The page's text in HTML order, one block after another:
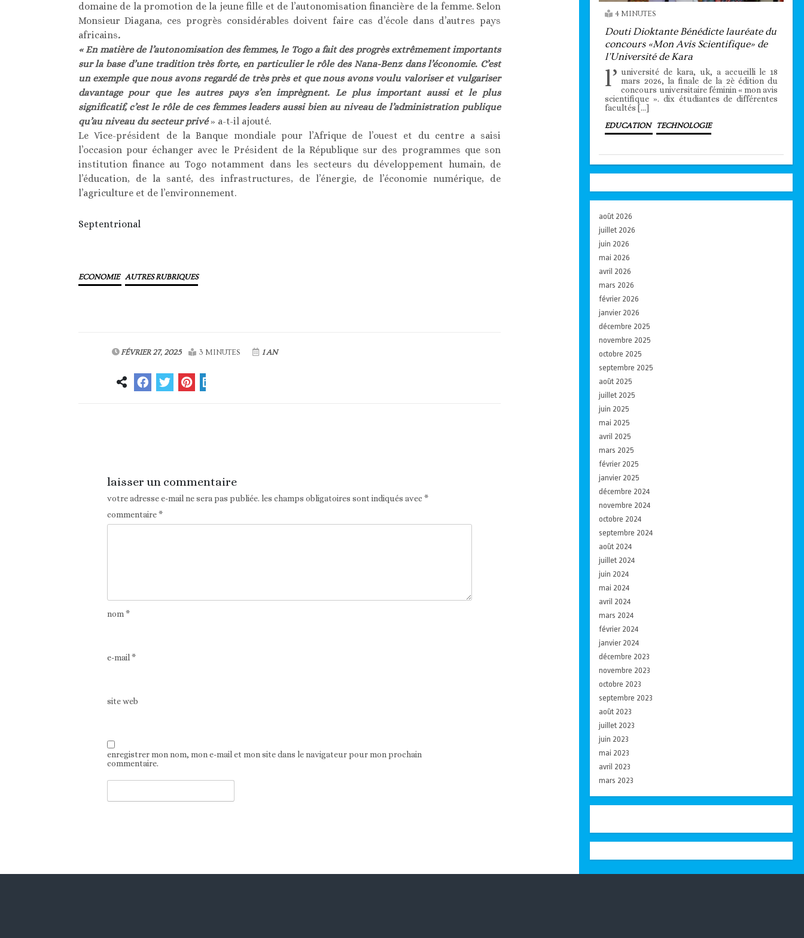
domaine de la promotion de la jeune fille et de l’autonomisation financière de la femme. Selon
Monsieur Diagana, ces progrès considérables doivent faire cas d’école dans d’autres pays
africains.
« En matière de l’autonomisation des femmes, le Togo a fait des progrès extrêmement importants
sur la base d’une tradition très forte, en particulier le rôle des Nana-Benz dans l’économie. C’est
un exemple que nous avons regardé de très près et que nous avons voulu valoriser et vulgariser
davantage pour que les autres pays s’en imprègnent. Le plus important aussi et le plus
significatif, c’est le rôle de ces femmes leaders aussi bien au niveau de l’administration publique
qu’au niveau du secteur privé» a-t-il ajouté.
Le Vice-président de la Banque mondiale pour l’Afrique de l’ouest et du centre a saisi
l’occasion pour échanger avec le Président de la République sur des programmes que son
institution finance au Togo notamment dans les secteurs du développement humain, de
l’éducation, de la santé, des infrastructures, de l’énergie, de l’économie numérique, de
l’agriculture et de l’environnement.
Septentrional
ECONOMIE AUTRES RUBRIQUES
FÉVRIER 27, 2025 3 MINUTES 1 AN
laisser un commentaire
votre adresse e-mail ne sera pas publiée. les champs obligatoires sont indiqués avec*
commentaire*
nom*
e-mail*
site web
enregistrer mon nom, mon e-mail et mon site dans le navigateur pour mon prochain
commentaire.
4 MINUTES
Douti Dioktante Bénédicte lauréate du
concours «Mon Avis Scientifique» de
l’Université de Kara
l’ université de kara, uk, a accueilli le 18
mars 2026, la finale de la 2è édition du
concours universitaire féminin « mon avis
scientifique ». dix étudiantes de différentes
facultés […]
EDUCATION TECHNOLOGIE
août 2026
juillet 2026
juin 2026
mai 2026
avril 2026
mars 2026
février 2026
janvier 2026
décembre 2025
novembre 2025
octobre 2025
septembre 2025
août 2025
juillet 2025
juin 2025
mai 2025
avril 2025
mars 2025
février 2025
janvier 2025
décembre 2024
novembre 2024
octobre 2024
septembre 2024
août 2024
juillet 2024
juin 2024
mai 2024
avril 2024
mars 2024
février 2024
janvier 2024
décembre 2023
novembre 2023
octobre 2023
septembre 2023
août 2023
juillet 2023
juin 2023
mai 2023
avril 2023
mars 2023